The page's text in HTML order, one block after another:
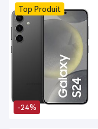
-24%
Top Produit